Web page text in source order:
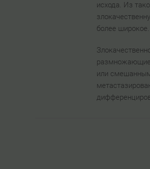
исхода. Из
более широкое.
или смешанным